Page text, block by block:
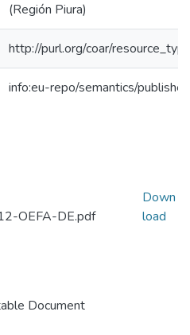
(Región Piura)
http://purl.org/coar/
info:eu-repo/semantics/
OEFA-DE.pdf
Document
Down
load